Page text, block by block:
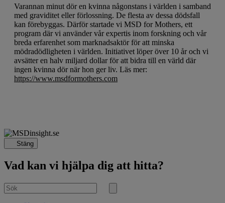
Varannan minut dör en kvinna någonstans i världen i samband
med graviditet eller förlossning. De flesta av dessa dödsfall
kan förebyggas. Därför startade vi MSD for Mothers, ett
program där vi använder vår expertis inom forskning och vår
breda erfarenhet som marknadsaktör för att minska
mödradödligheten i världen. Initiativet löper över 10 år och vi
avsätter en halv miljard dollar för att bidra till en värld där
ingen kvinna dör när hon ger liv. Läs mer:
https://www.msdformothers.com
Stäng
Vad kan vi hjälpa dig att hitta?
Sök
efter
Sök